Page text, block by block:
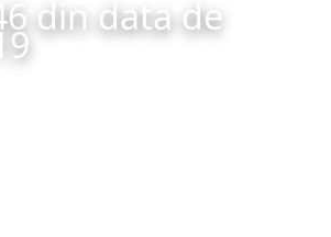
din data de